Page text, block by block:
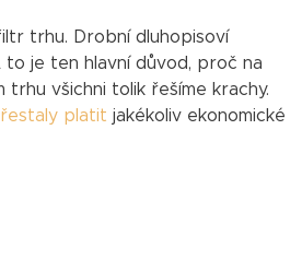
trhu. Drobní dluhopisoví
to je ten hlavní důvod, proč na
trhu všichni tolik řešíme krachy.
platit jakékoliv ekonomické